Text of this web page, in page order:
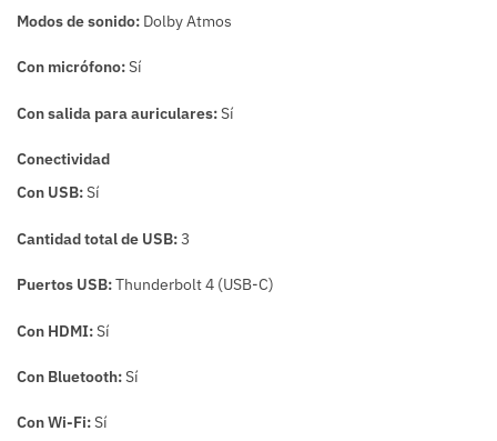
Modos de sonido: Dolby Atmos
Con micrófono:Sí
Con salida para auriculares:Sí
Conectividad
Con USB:Sí
Cantidad total de USB:3
Puertos USB:Thunderbolt 4 (USB-C)
Con HDMI:Sí
Con Bluetooth:Sí
Con Wi-Fi:Sí